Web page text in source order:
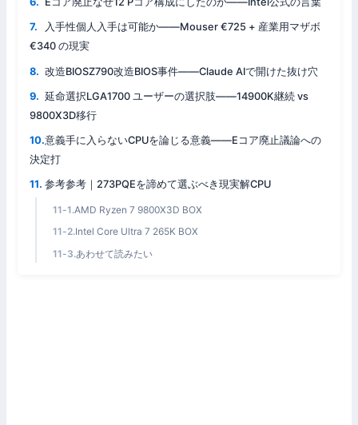
入手性個人入手は可能か——Mouser €725 + 産業用マザボ
€340 の現実
改造BIOSZ790改造BIOS事件——Claude AIで開けた抜け穴
延命選択LGA1700 ユーザーの選択肢——14900K継続 vs
9800X3D移行
意義手に入らないCPUを論じる意義——Eコア廃止議論への
決定打
参考参考｜273PQEを諦めて選ぶべき現実解CPU
AMD Ryzen 7 9800X3D BOX
Intel Core Ultra 7 265K BOX
あわせて読みたい